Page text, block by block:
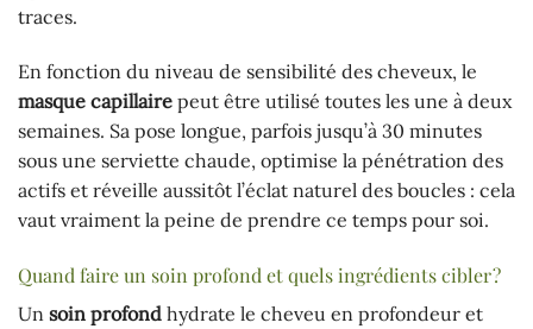
traces.
En fonction du niveau de sensibilité des cheveux, le
masque capillaire peut être utilisé toutes les une à deux
semaines. Sa pose longue, parfois jusqu’à 30 minutes
sous une serviette chaude, optimise la pénétration des
actifs et réveille aussitôt l’éclat naturel des boucles : cela
vaut vraiment la peine de prendre ce temps pour soi.
Quand faire un soin profond et quels ingrédients cibler ?
Un soin profond hydrate le cheveu en profondeur et